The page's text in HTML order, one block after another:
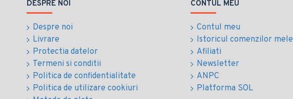
DESPRE NOI
Despre noi
Livrare
Protectia datelor
Termeni si conditii
Politica de confidentialitate
Politica de utilizare cookiuri
CONTUL MEU
Contul meu
Istoricul comenzilor mele
Afiliati
Newsletter
ANPC
Platforma SOL